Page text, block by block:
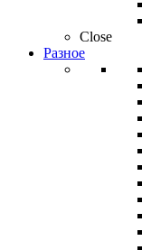
Close
Разное